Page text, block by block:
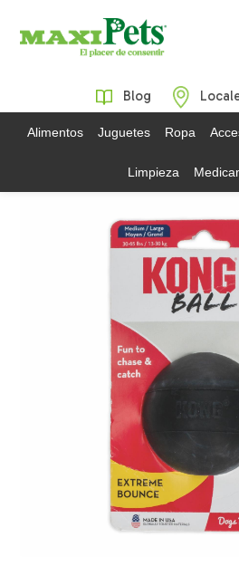
Blog
Alimentos Juguetes Ropa
Limpieza